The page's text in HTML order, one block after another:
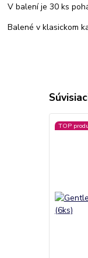
V balení je 30 ks
Balené v klasickom
TOP